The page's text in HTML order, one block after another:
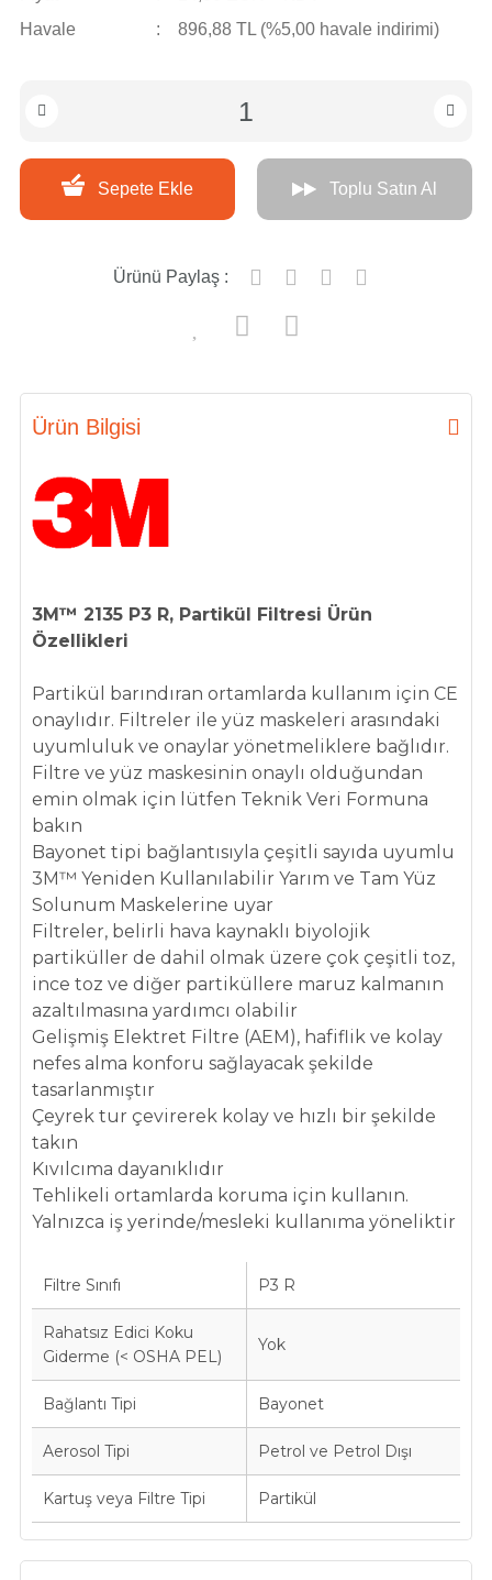
Havale
896,88 TL (%5,00 havale indirimi)
Sepete Ekle Toplu Satın Al
Ürünü Paylaş :
Ürün Bilgisi
3M™ 2135 P3 R, Partikül Filtresi Ürün
Özellikleri
Partikül barındıran ortamlarda kullanım için CE
onaylıdır. Filtreler ile yüz maskeleri arasındaki
uyumluluk ve onaylar yönetmeliklere bağlıdır.
Filtre ve yüz maskesinin onaylı olduğundan
emin olmak için lütfen Teknik Veri Formuna
bakın
Bayonet tipi bağlantısıyla çeşitli sayıda uyumlu
3M™ Yeniden Kullanılabilir Yarım ve Tam Yüz
Solunum Maskelerine uyar
Filtreler, belirli hava kaynaklı biyolojik
partiküller de dahil olmak üzere çok çeşitli toz,
ince toz ve diğer partiküllere maruz kalmanın
azaltılmasına yardımcı olabilir
Gelişmiş Elektret Filtre (AEM), hafiflik ve kolay
nefes alma konforu sağlayacak şekilde
tasarlanmıştır
Çeyrek tur çevirerek kolay ve hızlı bir şekilde
takın
Kıvılcıma dayanıklıdır
Tehlikeli ortamlarda koruma için kullanın.
Yalnızca iş yerinde/mesleki kullanıma yöneliktir
Filtre Sınıfı P3 R
Rahatsız Edici Koku
Giderme (< OSHA PEL)
Yok
Bağlantı Tipi Bayonet
Aerosol Tipi Petrol ve Petrol Dışı
Kartuş veya Filtre Tipi Partikül